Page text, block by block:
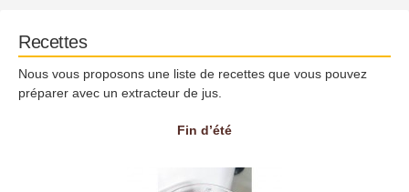
Recettes
Nous vous proposons une liste de recettes que vous pouvez
préparer avec un extracteur de jus.
Fin d’été